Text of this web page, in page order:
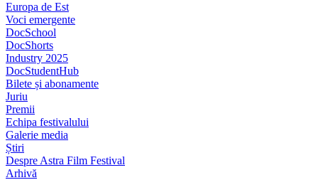
Europa de Est
Voci emergente
DocSchool
DocShorts
Industry 2025
DocStudentHub
Bilete și abonamente
Juriu
Premii
Echipa festivalului
Galerie media
Știri
Despre Astra Film Festival
Arhivă